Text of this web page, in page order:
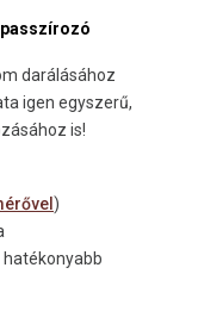
passzírozó
darálásához
igen egyszerű,
is!
)